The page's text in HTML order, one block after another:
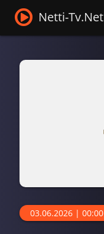
Netti-Tv.Net
03.06.2026 | 00:00